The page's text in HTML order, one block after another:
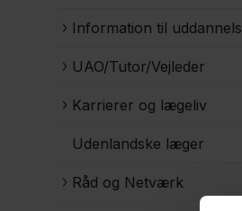
Information til
UAO/Tutor/Vejleder
Karrierer og lægeliv
Udenlandske læger
Råd og Netværk